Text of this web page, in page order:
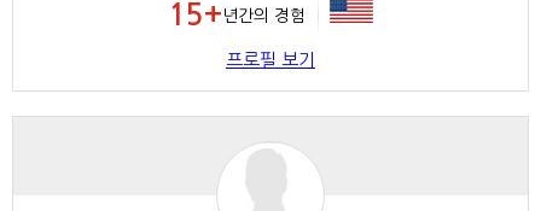
15+ 년간의 경험
프로필 보기